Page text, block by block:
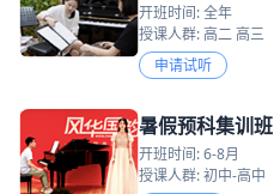
开班时间: 全年
授课人群: 高二 高三
申请试听
暑假预科集训班
开班时间: 6-8月
授课人群: 初中-高中